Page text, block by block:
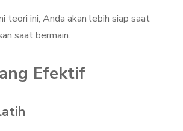
teori ini, Anda akan lebih siap saat
saat bermain.
Efektif